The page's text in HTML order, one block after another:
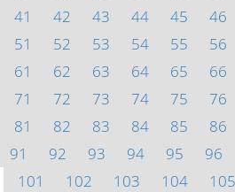
41
42 43 44 45 46
51
52 53 54 55 56
61
62 63 64 65 66
71
72 73 74 75 76
81
82 83 84 85 86
91
92 93 94 95 96
101
102 103 104 105